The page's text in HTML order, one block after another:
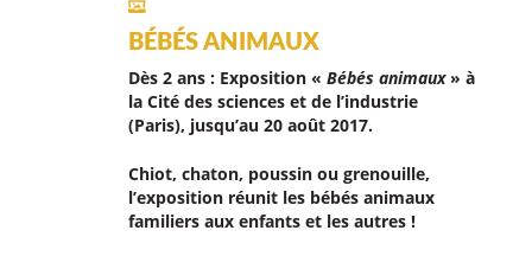
BÉBÉS ANIMAUX
Dès 2 ans : Exposition « Bébés animaux» à
la Cité des sciences et de l’industrie
(Paris), jusqu’au 20 août 2017.
Chiot, chaton, poussin ou grenouille,
l’exposition réunit les bébés animaux
familiers aux enfants et les autres !